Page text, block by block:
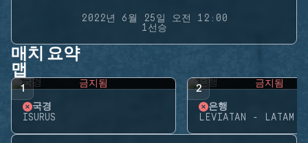
2022년 6월 25일 오전 12:00
1선승
매치 요약
맵
1 금지됨
국경
ISURUS
2 금지됨
은행
LEVIATAN - LATAM